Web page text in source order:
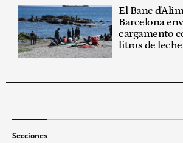
El Banc
Barcelona
cargamento
litros de
Secciones